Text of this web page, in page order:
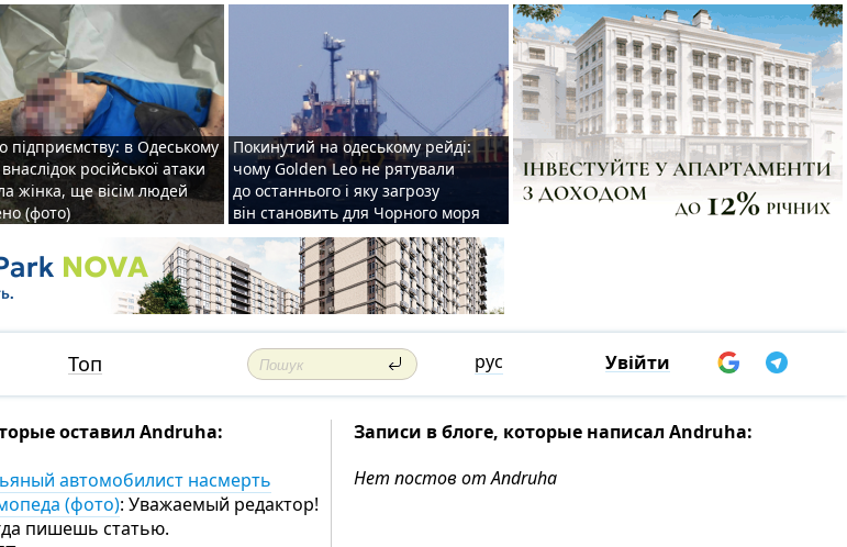
підприємству: в Одеському
російської атаки
жінка, ще вісім людей
(фото)
Покинутий на одеському рейді:
чому Golden Leo не рятували
до останнього і яку загрозу
він становить для Чорного моря
Топ рус Увійти
оставил Andruha:
автомобилист насмерть
(фото): Уважаемый редактор!
пишешь статью.
Записи в блоге, которые написал Andruha:
Нет постов от Andruha